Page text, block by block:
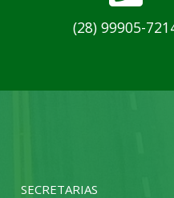
(28) 99905-
SECRETARIAS